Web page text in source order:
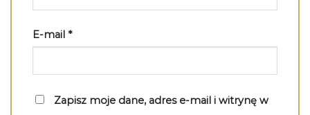
E-mail *
Zapisz moje dane, adres e-mail i witrynę w